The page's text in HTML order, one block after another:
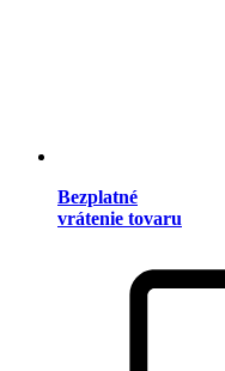
Bezplatné
vrátenie tovaru